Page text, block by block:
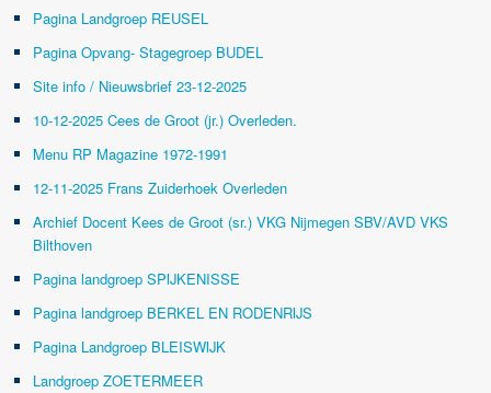
Pagina Landgroep REUSEL
Pagina Opvang- Stagegroep BUDEL
Site info / Nieuwsbrief 23-12-2025
10-12-2025 Cees de Groot (jr.) Overleden.
Menu RP Magazine 1972-1991
12-11-2025 Frans Zuiderhoek Overleden
Archief Docent Kees de Groot (sr.) VKG Nijmegen SBV/AVD VKS
Bilthoven
Pagina landgroep SPIJKENISSE
Pagina landgroep BERKEL EN RODENRIJS
Pagina Landgroep BLEISWIJK
Landgroep ZOETERMEER